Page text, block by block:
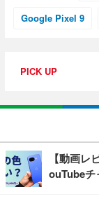
Google Pixel 9
PICK UP
【動画
ouTubeチ